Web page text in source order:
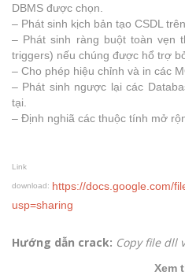
DBMS được chọn.
– Phát sinh kịch bản tạo CSDL
– Phát sinh ràng buột toàn vẹn
triggers) nếu chúng được hổ trợ
– Cho phép hiệu chỉnh và in các
– Phát sinh ngược lại các
tại.
– Định nghiã các thuộc tính mở
Link
download: https://docs.google.com/
usp=sharing
Hướng dẫn crack: Copy file dll
Xem